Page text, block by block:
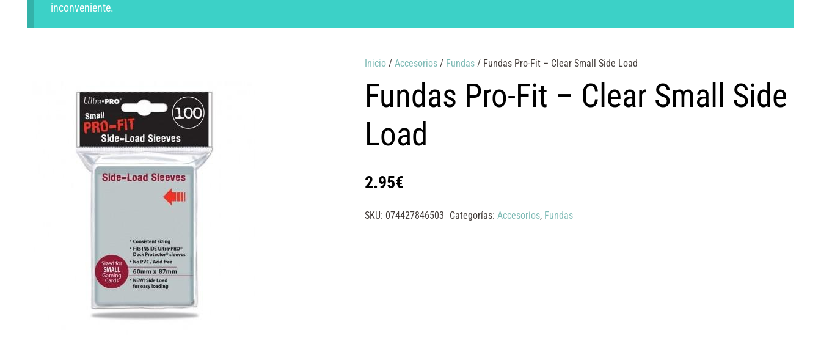
inconveniente.
Inicio/ Accesorios/ Fundas/ Fundas Pro-Fit – Clear Small Side Load
Fundas Pro-Fit – Clear Small Side
Load
2.95€
SKU: 074427846503 Categorías: Accesorios, Fundas